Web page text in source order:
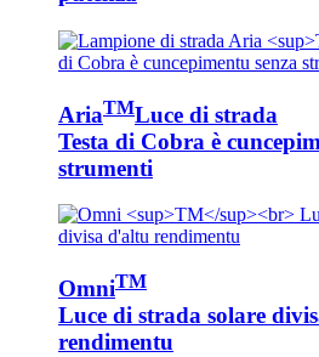
AriaTMLuce di strada
Testa di Cobra è
strumenti
OmniTM
Luce di strada solare
rendimentu